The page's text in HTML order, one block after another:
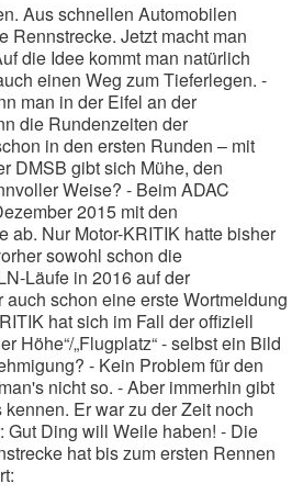
Aus schnellen Automobilen
Rennstrecke. Jetzt macht man
die Idee kommt man natürlich
einen Weg zum Tieferlegen. -
man in der Eifel an der
die Rundenzeiten der
in den ersten Runden – mit
DMSB gibt sich Mühe, den
Weise? - Beim ADAC
2015 mit den
ab. Nur Motor-KRITIK hatte bisher
sowohl schon die
Läufe in 2016 auf der
schon eine erste Wortmeldung
hat sich im Fall der offiziell
Höhe“/„Flugplatz“ - selbst ein Bild
- Kein Problem für den
nicht so. - Aber immerhin gibt
Er war zu der Zeit noch
Gut Ding will Weile haben! - Die
hat bis zum ersten Rennen